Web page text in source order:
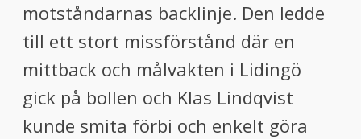
motståndarnas backlinje. Den ledde
till ett stort missförstånd där en
mittback och målvakten i Lidingö
gick på bollen och Klas Lindqvist
kunde smita förbi och enkelt göra